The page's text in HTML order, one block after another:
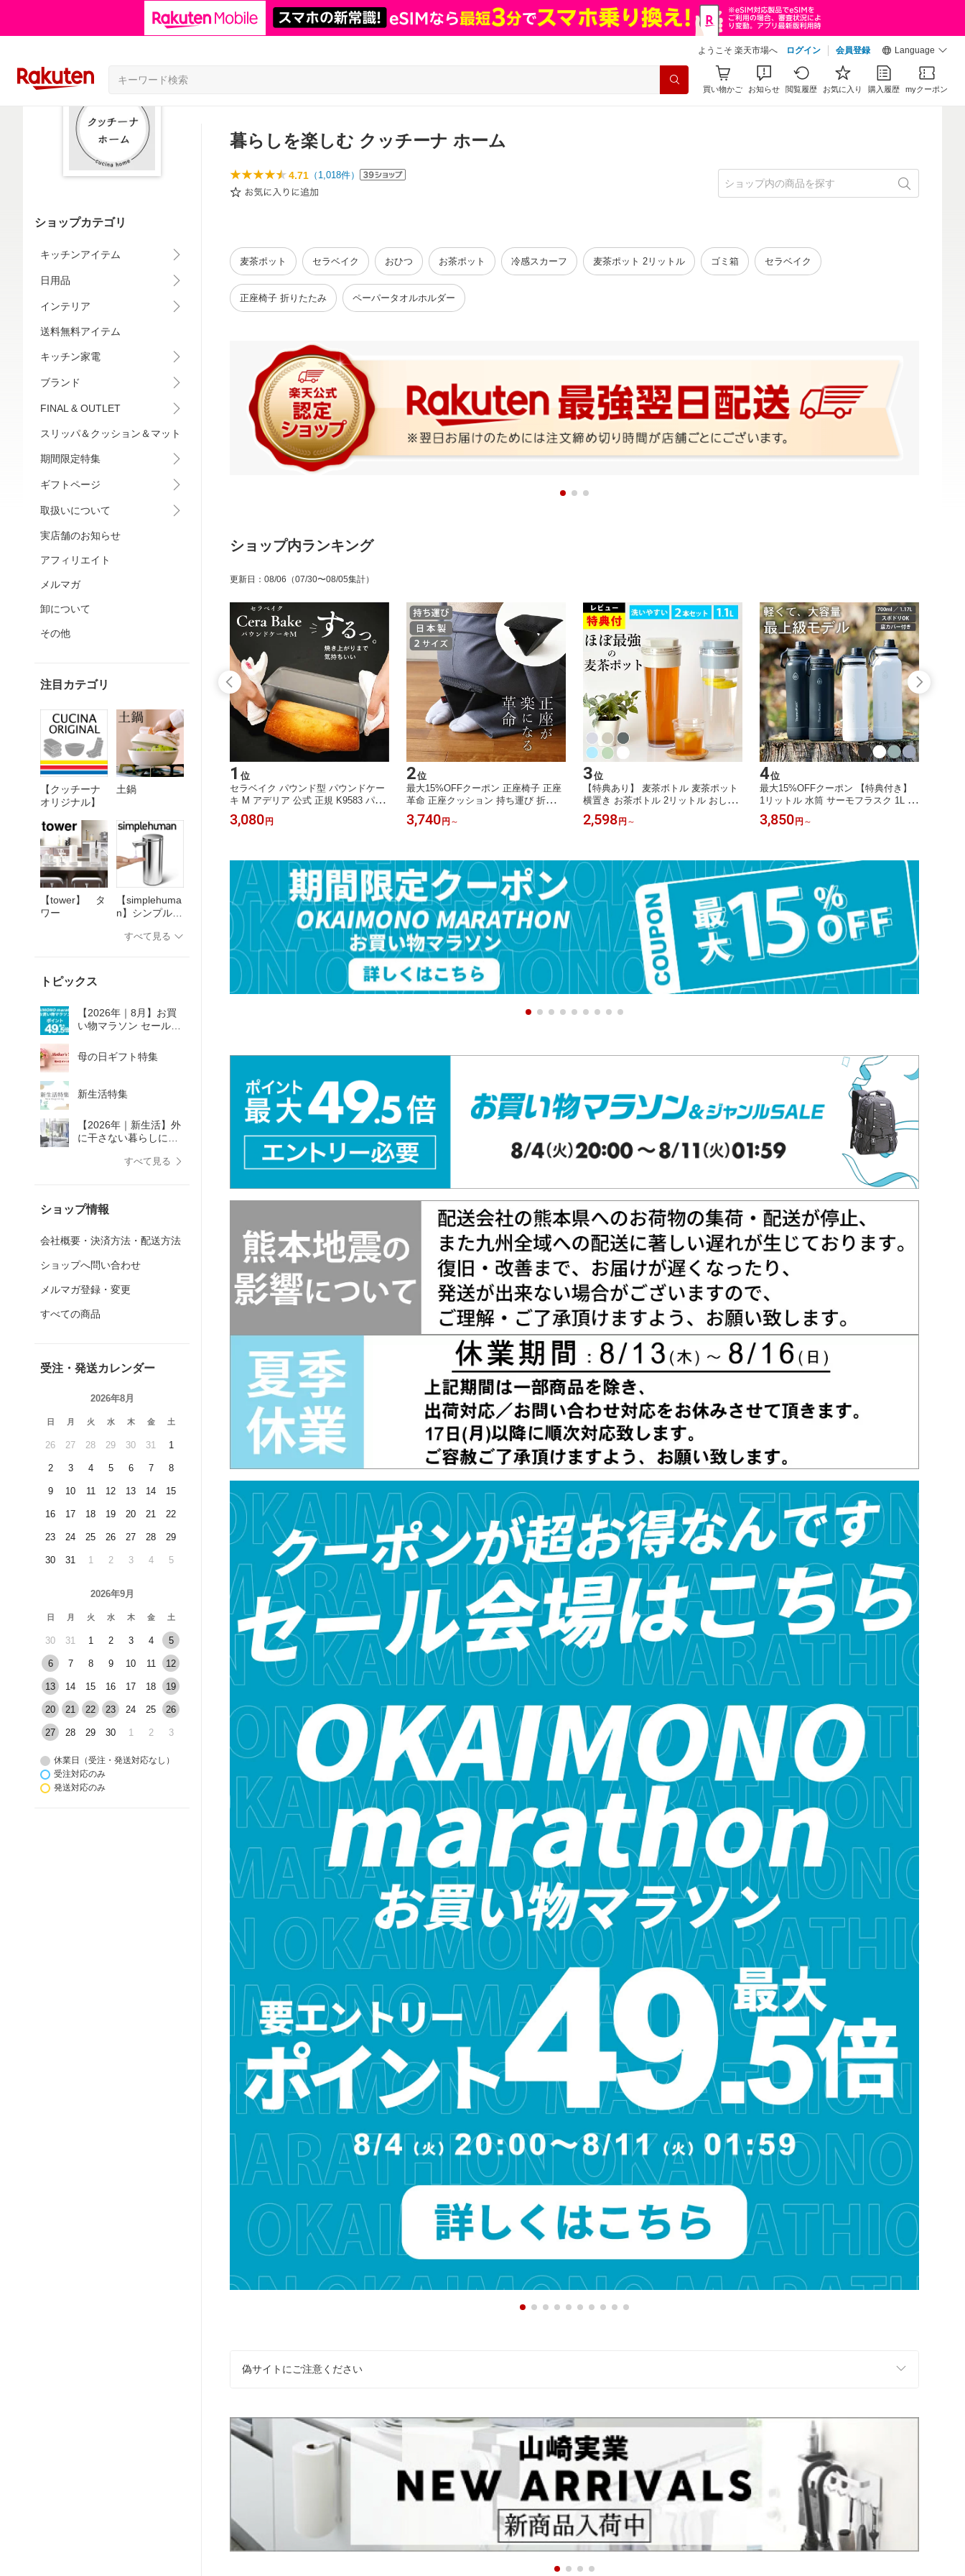
ようこそ 楽天市場へ ログイン 会員登録 Language
買い物かご お知らせ 閲覧履歴 お気に入り 購入履歴 myクーポン
ショップカテゴリ
キッチンアイテム
日用品
インテリア
送料無料アイテム
キッチン家電
ブランド
FINAL & OUTLET
スリッパ＆クッション＆マット
期間限定特集
ギフトページ
取扱いについて
実店舗のお知らせ
アフィリエイト
メルマガ
卸について
その他
注目カテゴリ
【クッチーナ
オリジナル】
土鍋
【tower】 タ
ワー
【simplehuma
n】シンプルヒ
すべて見る
トピックス
【2026年｜8月】お買
い物マラソン セール会
母の日ギフト特集
新生活特集
【2026年｜新生活】外
に干さない暮らしに、
すべて見る
ショップ情報
会社概要・決済方法・配送方法
ショップへ問い合わせ
メルマガ登録・変更
すべての商品
受注・発送カレンダー
2026年8月
日 月 火 水 木 金 土
26 27 28 29 30 31 1
2 3 4 5 6 7 8
9 10 11 12 13 14 15
16 17 18 19 20 21 22
23 24 25 26 27 28 29
30 31 1 2 3 4 5
2026年9月
日 月 火 水 木 金 土
30 31 1 2 3 4 5
6 7 8 9 10 11 12
13 14 15 16 17 18 19
20 21 22 23 24 25 26
27 28 29 30 1 2 3
休業日（受注・発送対応なし）
受注対応のみ
発送対応のみ
暮らしを楽しむ クッチーナ ホーム
4.71 （ 1,018件）
麦茶ポット セラベイク おひつ お茶ポット 冷感スカーフ 麦茶ポット 2リットル ゴミ箱 セラベイク
正座椅子 折りたたみ ペーパータオルホルダー
ショップ内ランキング
更新日 ： 08/06 （07/30〜08/05集計）
15位
セラベイク 公式 cerabake スクエア
耐熱 ガラス オーブン皿 スクエア型
ン皿 耐熱容器 トースター 正規 耐熱
ガラス 保存容器 ms 【 スクエアロー
スターMS 】 ギフト プレゼント 耐熱
皿 食洗機対応 電子レンジ対応 焼き菓
子 お菓子作り
2,860円
1 位
セラベイク パウンド型 パウンドケー
キ M アデリア 公式 正規 K9583 パウ
ンドケーキ型 Cera Bake パウンド型
ガラス パウンド型アデリア 食洗機対
耐熱皿 耐熱容器 耐熱 グラタン皿 レ
ンジ 調理
3,080円
2位
最大15%OFFクーポン 正座椅子 正座
革命 正座クッション 持ち運び 折りた
たみ 携帯 正座 らく サポーター 補助
コンパクト 軽量 おしゃれ 椅子 座る
携帯用 目立たない 法事 茶道 華道 習
字 習い事
3,740円 ～
3位
【特典あり】 麦茶ボトル 麦茶ポット
横置き お茶ボトル 2リットル おしゃ
れ 1リットル 耐熱 洗いやすい こぼれ
ない 1l 2l ピッチャー お茶ポット 日本
L 2個セット タケヤ takeya 熱湯 ドア
ポケット
2,598円 ～
4位
最大15%OFFクーポン 【特典付き】
1リットル 水筒 サーモフラスク 1L 70
0ml 公式 正規 スポーツドリンク対応
サーモフラスク水筒 軽い 軽量 大容量
テンレスボトル サーモフラスクライ
ト 1.17L 0.7L
3,850円 ～
偽サイトにご注意ください